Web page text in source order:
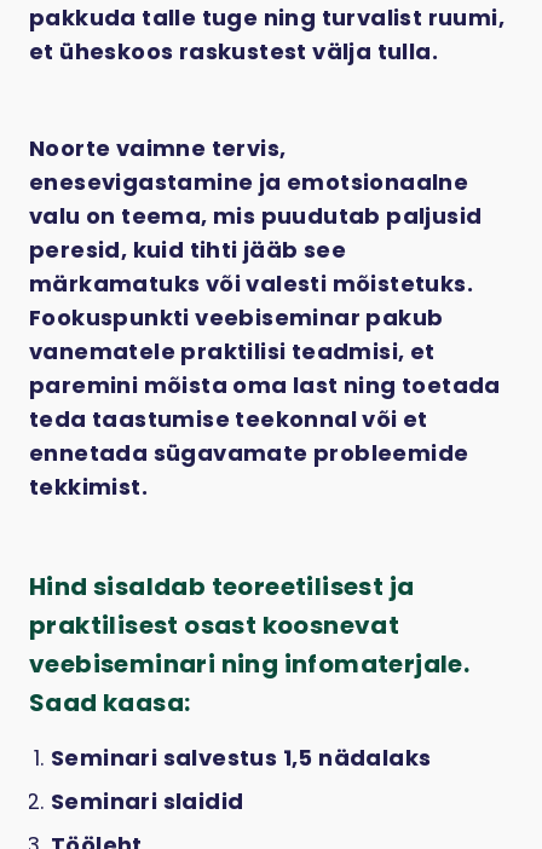
pakkuda talle tuge ning turvalist ruumi,
et üheskoos raskustest välja tulla.
Noorte vaimne tervis,
enesevigastamine ja emotsionaalne
valu on teema, mis puudutab paljusid
peresid, kuid tihti jääb see
märkamatuks või valesti mõistetuks.
Fookuspunkti veebiseminar pakub
vanematele praktilisi teadmisi, et
paremini mõista oma last ning toetada
teda taastumise teekonnal või et
ennetada sügavamate probleemide
tekkimist.
Hind sisaldab teoreetilisest ja
praktilisest osast koosnevat
veebiseminari ning infomaterjale.
Saad kaasa:
Seminari salvestus 1,5 nädalaks
Seminari slaidid